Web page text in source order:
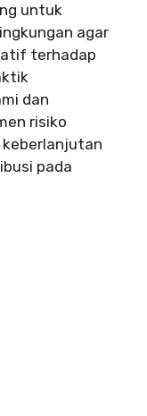
untuk
agar
terhadap
dan
risiko
pada